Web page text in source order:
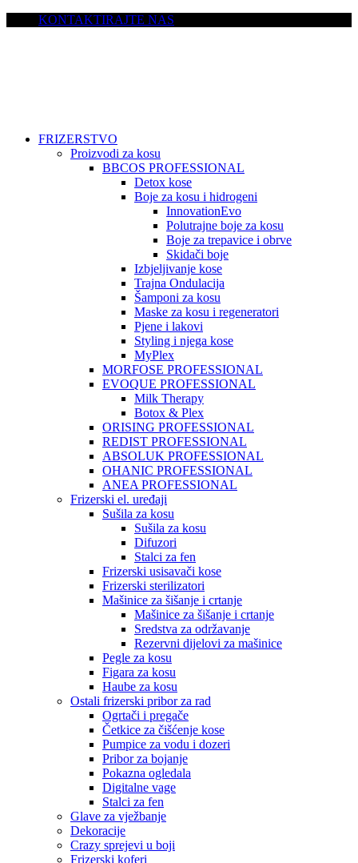
KONTAKTIRAJTE NAS
FRIZERSTVO
Proizvodi za kosu
BBCOS PROFESSIONAL
Detox kose
Boje za kosu i hidrogeni
InnovationEvo
Polutrajne boje za kosu
Boje za trepavice i obrve
Skidači boje
Izbjeljivanje kose
Trajna Ondulacija
Šamponi za kosu
Maske za kosu i regeneratori
Pjene i lakovi
Styling i njega kose
MyPlex
MORFOSE PROFESSIONAL
EVOQUE PROFESSIONAL
Milk Therapy
Botox & Plex
ORISING PROFESSIONAL
REDIST PROFESSIONAL
ABSOLUK PROFESSIONAL
OHANIC PROFESSIONAL
ANEA PROFESSIONAL
Frizerski el. uređaji
Sušila za kosu
Sušila za kosu
Difuzori
Stalci za fen
Frizerski usisavači kose
Frizerski sterilizatori
Mašinice za šišanje i crtanje
Mašinice za šišanje i crtanje
Sredstva za održavanje
Rezervni dijelovi za mašinice
Pegle za kosu
Figara za kosu
Haube za kosu
Ostali frizerski pribor za rad
Ogrtači i pregače
Četkice za čišćenje kose
Pumpice za vodu i dozeri
Pribor za bojanje
Pokazna ogledala
Digitalne vage
Stalci za fen
Glave za vježbanje
Dekoracije
Crazy sprejevi u boji
Frizerski koferi